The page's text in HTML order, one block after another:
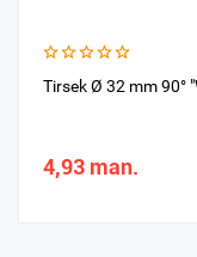
Tirsek Ø 32 mm 90°
4,93 man.